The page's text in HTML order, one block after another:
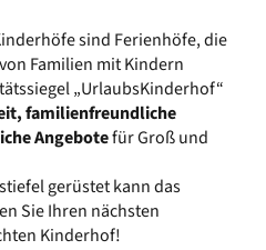
sind Ferienhöfe, die
Familien mit Kindern
„UrlaubsKinderhof“
familienfreundliche
Angebotefür Groß und
gerüstet kann das
Sie Ihren nächsten
Kinderhof!